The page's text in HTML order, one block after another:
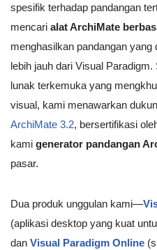
spesifik terhadap pandangan
mencari alat ArchiMate
menghasilkan pandangan
lebih jauh dari Visual
lunak terkemuka yang
visual, kami menawarkan
ArchiMate 3.2, bersertifikasi
kami generator pandangan
pasar.
Dua produk unggulan kami—
(aplikasi desktop yang kuat
dan Visual Paradigm Online